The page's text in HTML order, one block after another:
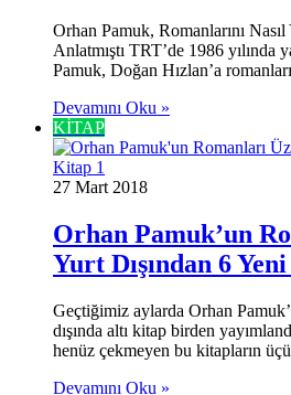
Orhan Pamuk, Romanlarını Nasıl
Anlatmıştı TRT’de 1986 yılında
Pamuk, Doğan Hızlan’a
Devamını Oku »
KİTAP
27 Mart 2018
Orhan Pamuk’un
Yurt Dışından 6
Geçtiğimiz aylarda Orhan
dışında altı kitap birden
henüz çekmeyen bu kitapların
Devamını Oku »